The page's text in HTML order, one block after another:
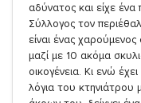
αδύνατος και είχε
Σύλλογος τον
είναι ένας
μαζί με 10 ακόμα
οικογένεια. Κι ενώ
λόγια του